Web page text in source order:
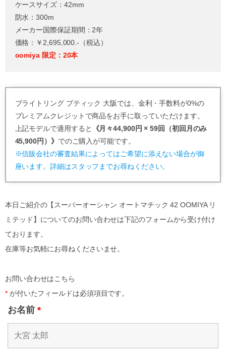
ケースサイズ：42mm
防水：300m
メーカー国際保証期間：2年
価格：￥2,695,000.-（税込）
oomiya 限定 ：20本
ブライトリング ブティック 大阪では、金利・手数料が0%の
プレミアムクレジットで商品をお手に取っていただけます。
上記モデルで適用すると
《月々44,900円 × 59回（初回月のみ
45,900円）》 でのご購入が可能です。
※信販会社の審査結果によってはご希望に添えない場合が御
座います。詳細はスタッフまでお尋ねください。
本日ご紹介の【スーパーオーシャン オートマチック 42 OOMIYA リ
ミテッド】についてのお問い合わせは下記のフォームから受け付け
ております。
在庫等お気軽にお尋ねくださいませ。
お問い合わせはこちら
*が付いたフィールドは必須項目です。
お名前 *